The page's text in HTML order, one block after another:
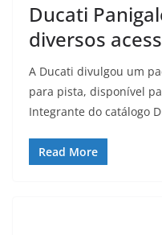
Ducati
diversos
A Ducati divulgou um
para pista, disponível
Integrante do catálogo
Read More